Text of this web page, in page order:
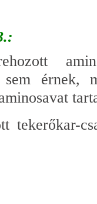
sem érnek,
tekerőkar-